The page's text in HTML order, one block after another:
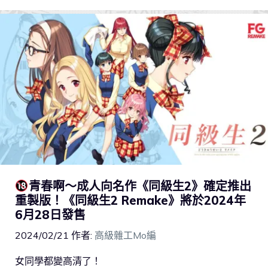
青春啊～成人向名作《同級生2》確定推出
重製版！《同級生2 Remake》將於2024年
6月28日發售
2024/02/21 作者: 高級雜工Mo編
女同學都變高清了！